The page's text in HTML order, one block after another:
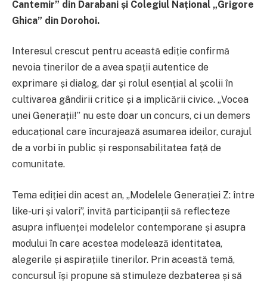
Cantemir” din Darabani și Colegiul Național „Grigore
Ghica” din Dorohoi.
Interesul crescut pentru această ediție confirmă
nevoia tinerilor de a avea spații autentice de
exprimare și dialog, dar și rolul esențial al școlii în
cultivarea gândirii critice și a implicării civice. „Vocea
unei Generații!” nu este doar un concurs, ci un demers
educațional care încurajează asumarea ideilor, curajul
de a vorbi în public și responsabilitatea față de
comunitate.
Tema ediției din acest an, „Modelele Generației Z: între
like-uri și valori”, invită participanții să reflecteze
asupra influenței modelelor contemporane și asupra
modului în care acestea modelează identitatea,
alegerile și aspirațiile tinerilor. Prin această temă,
concursul își propune să stimuleze dezbaterea și să